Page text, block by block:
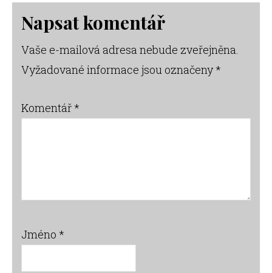
Reader
Interactions
Napsat komentář
Vaše e-mailová adresa nebude zveřejněna.
Vyžadované informace jsou označeny*
Komentář*
Jméno *